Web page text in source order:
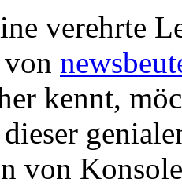
verehrte
kennt,
von